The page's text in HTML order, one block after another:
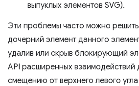
выпуклых элементов SVG).
Эти проблемы часто можно
дочерний элемент данного
удалив или скрыв блокирующий
API расширенных взаимодействий
смещению от верхнего левого